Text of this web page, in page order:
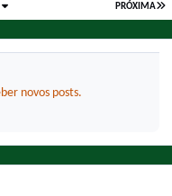
PRÓXIMA
novos posts.